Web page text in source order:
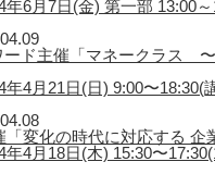
年6月7日(金) 第一部 13:00
ード主催「マネークラス
年4月21日(日) 9:00〜18:30(
「変化の時代に対応する 企
年4月18日(木) 15:30〜